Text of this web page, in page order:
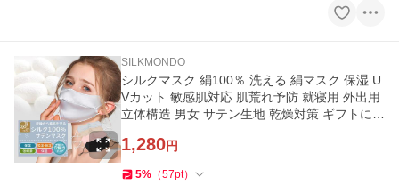
SILKMONDO
シルクマスク 絹100％ 洗える 絹マスク 保湿 U
Vカット 敏感肌対応 肌荒れ予防 就寝用 外出用
立体構造 男女 サテン生地 乾燥対策 ギフトにも
1,280円
5% （57pt）